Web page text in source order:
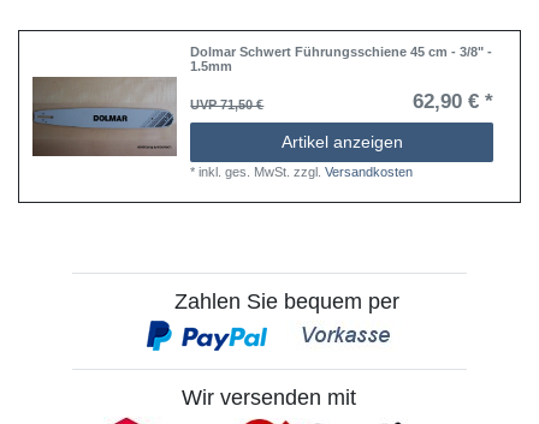
Dolmar Schwert Führungsschiene 45 cm - 3/8" -
1.5mm
UVP 71,50 € 62,90 € *
Artikel anzeigen
*inkl. ges. MwSt. zzgl.Versandkosten
Zahlen Sie bequem per
Wir versenden mit